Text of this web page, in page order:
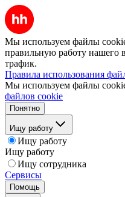
Мы используем файлы
правильную работу нашего
трафик.
Правила использования
Мы используем файлы
файлов cookie
Понятно
Ищу работу
Ищу работу
Ищу работу
Ищу сотрудника
Сервисы
Помощь